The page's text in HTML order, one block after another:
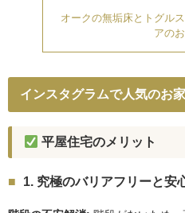
オークの無垢床とトグル
アの
インスタグラムで人気のお
平屋住宅のメリット
1. 究極のバリアフリーと安